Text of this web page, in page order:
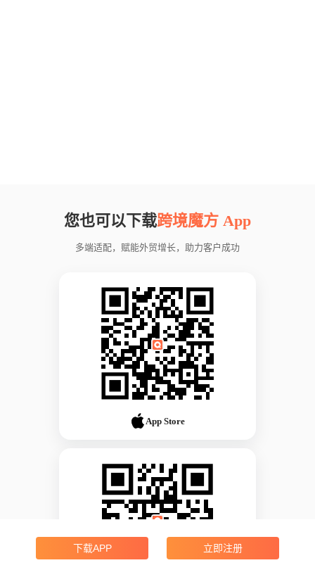
您也可以下载跨境魔方 App
多端适配，赋能外贸增长，助力客户成功
App Store
下载APP 立即注册